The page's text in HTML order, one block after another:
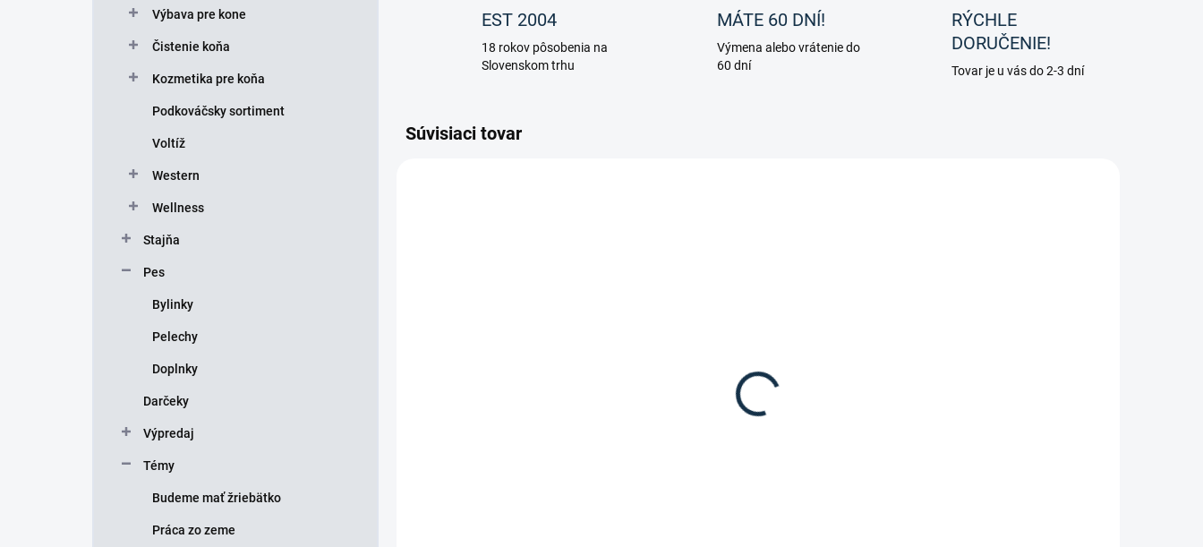
Výbava pre kone
Čistenie koňa
Kozmetika pre koňa
Podkováčsky sortiment
Voltíž
Western
Wellness
Stajňa
Pes
Bylinky
Pelechy
Doplnky
Darčeky
Výpredaj
Témy
Budeme mať žriebätko
Práca zo zeme
EST 2004
18 rokov pôsobenia na
Slovenskom trhu
MÁTE 60 DNÍ!
Výmena alebo vrátenie do
60 dní
RÝCHLE
DORUČENIE!
Tovar je u vás do 2-3 dní
Súvisiaci tovar